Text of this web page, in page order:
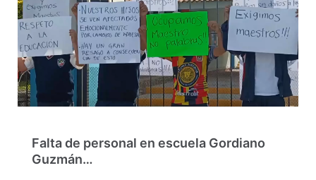
Falta de personal en escuela Gordiano
Guzmán…